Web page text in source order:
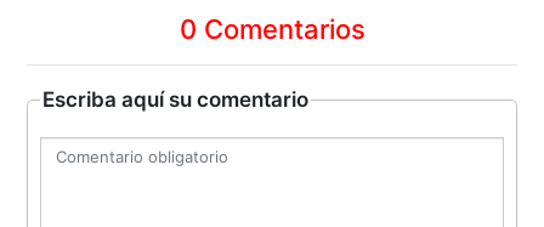
0 Comentarios
Escriba aquí su comentario